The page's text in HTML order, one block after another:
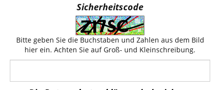
Sicherheitscode
Bitte geben Sie die Buchstaben und Zahlen aus dem Bild
hier ein. Achten Sie auf Groß- und Kleinschreibung.